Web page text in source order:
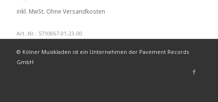
inkl. MwSt. Ohne Versandkosten
Art.-Nr.: 5710867-01-23-00
© Kölner Musikladen ist ein Unternehmen der Pavement Records
GmbH